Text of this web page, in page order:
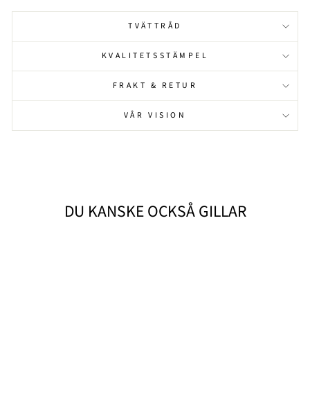
TVÄTTRÅD
KVALITETSSTÄMPEL
FRAKT & RETUR
VÅR VISION
DU KANSKE OCKSÅ GILLAR